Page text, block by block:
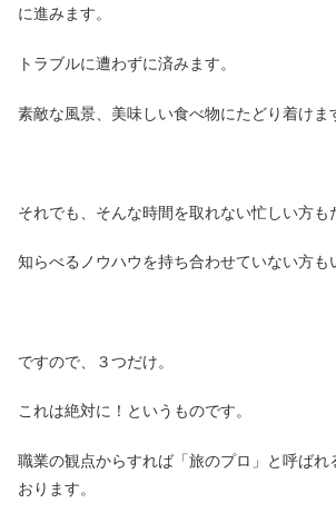
に進みます。
トラブルに遭わずに済みます。
素敵な風景、美味しい食べ物にたどり着けま
それでも、そんな時間を取れない忙しい方も
知らべるノウハウを持ち合わせていない方も
ですので、３つだけ。
これは絶対に！というものです。
職業の観点からすれば「旅のプロ」と呼ばれ
おります。